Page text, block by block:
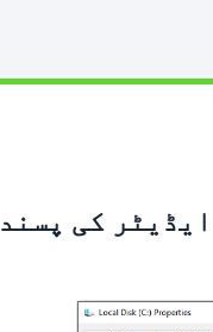
ایڈیٹر کی پسند